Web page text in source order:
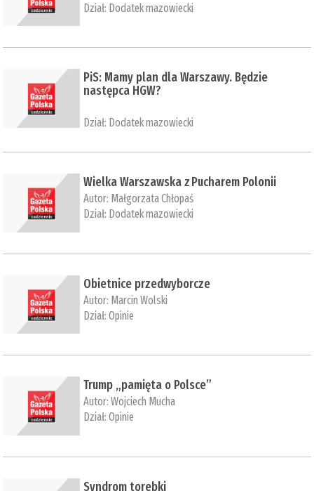
Dział: Dodatek mazowiecki
PiS: Mamy plan dla Warszawy. Będzie
następca HGW?
Dział: Dodatek mazowiecki
Wielka Warszawska z Pucharem Polonii
Autor: Małgorzata Chłopaś
Dział: Dodatek mazowiecki
Obietnice przedwyborcze
Autor: Marcin Wolski
Dział:Opinie
Trump „pamięta o Polsce”
Autor:Wojciech Mucha
Dział:Opinie
Syndrom torebki